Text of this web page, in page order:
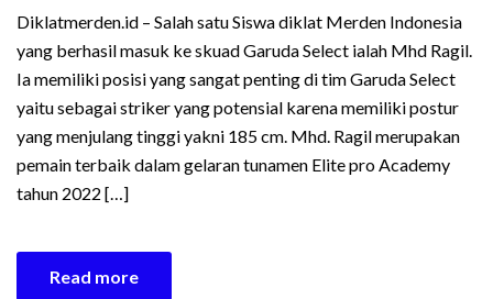
Diklatmerden.id – Salah satu Siswa diklat Merden Indonesia
yang berhasil masuk ke skuad Garuda Select ialah Mhd Ragil.
Ia memiliki posisi yang sangat penting di tim Garuda Select
yaitu sebagai striker yang potensial karena memiliki postur
yang menjulang tinggi yakni 185 cm. Mhd. Ragil merupakan
pemain terbaik dalam gelaran tunamen Elite pro Academy
tahun 2022 […]
Read more